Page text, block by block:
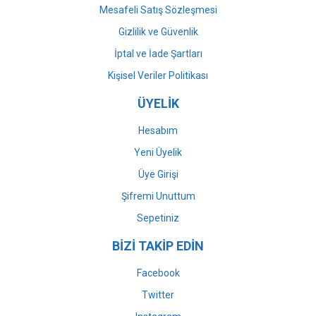
Mesafeli Satış Sözleşmesi
Gizlilik ve Güvenlik
İptal ve İade Şartları
Kişisel Veriler Politikası
ÜYELİK
Hesabım
Yeni Üyelik
Üye Girişi
Şifremi Unuttum
Sepetiniz
BİZİ TAKİP EDİN
Facebook
Twitter